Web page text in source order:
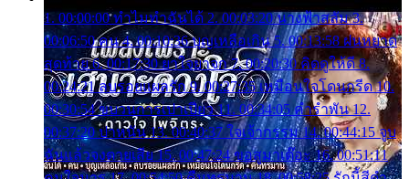
1. 00:00:00 ทำไมทำฉันได้ 2. 00:03:20 นางฟ้าสลัม 3.
00:06:50 คน 4. 00:10:36 บุญเหลือเกิน 5. 00:13:58 ฝนหยาด
สุดท้าย 6. 00:17:30 ยาใจยาจก 7. 00:20:30 คิดดูให้ดี 8.
00:24:21 ลบรอยแผลรัก 9. 00:27:35 เหมือนใจโดนกรีด 10.
00:30:54 ขบวนการเปาเปียว 11. 00:34:05 คำรำพัน 12.
00:37:20 ปาหนัน 13. 00:40:37 ใจเจ้ากรรม 14. 00:44:15 จูบ
ฉันแล้วจงตายเสีย 15. 00:47:24 ขอสูมาเต๊อะ 16. 00:51:11